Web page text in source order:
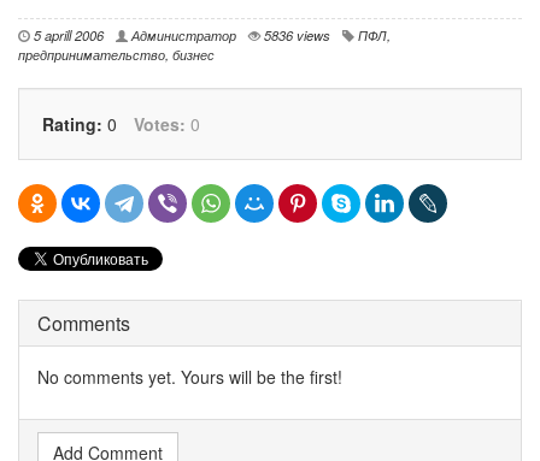
5 aprill 2006 Администратор 5836 views ПФЛ,
предпринимательство, бизнес
Rating: 0 Votes: 0
Comments
No comments yet. Yours will be the first!
Add Comment